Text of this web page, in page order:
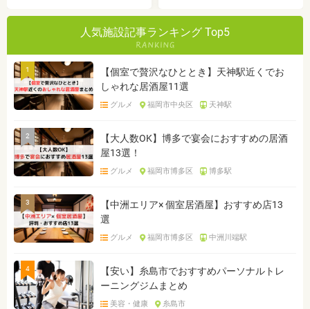
人気施設記事ランキング Top5
1
【個室で贅沢なひととき】天神駅近くでお
しゃれな居酒屋11選
グルメ 福岡市中央区 天神駅
2
【大人数OK】博多で宴会におすすめの居酒
屋13選！
グルメ 福岡市博多区 博多駅
3
【中洲エリア× 個室居酒屋】おすすめ店13
選
グルメ 福岡市博多区 中洲川端駅
4
【安い】糸島市でおすすめパーソナルトレ
ーニングジムまとめ
美容・健康 糸島市